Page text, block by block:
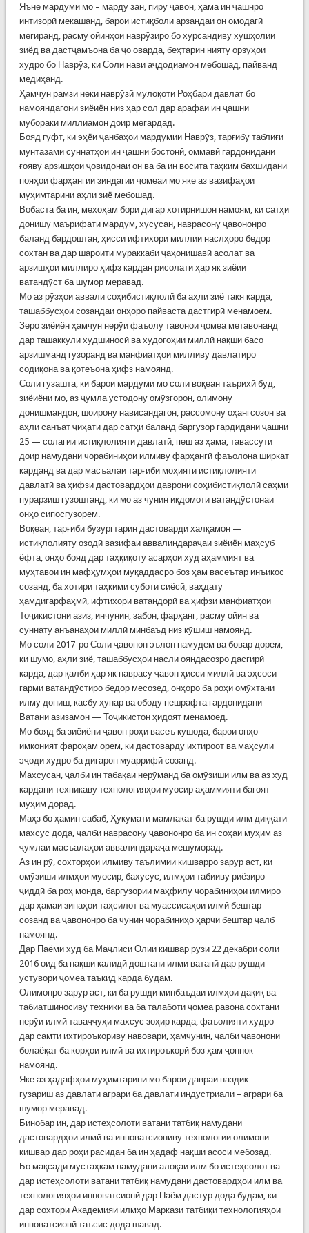
Яъне мардуми мо – марду зан, пиру ҷавон, ҳама ин ҷашнро
интизорӣ мекашанд, барои истиқболи арзандаи он омодагӣ
мегиранд, расму ойинҳои наврӯзиро бо хурсандиву хушҳолии
зиёд ва дастҷамъона ба ҷо оварда, беҳтарин нияту орзуҳои
худро бо Наврӯз, ки Соли нави аҷдодиамон мебошад, пайванд
медиҳанд.
Ҳамчун рамзи неки наврӯзӣ мулоқоти Роҳбари давлат бо
намояндагони зиёиён низ ҳар сол дар арафаи ин ҷашни
мубораки миллиамон доир мегардад.
Бояд гуфт, ки эҳёи ҷанбаҳои мардумии Наврӯз, тарғибу таблиғи
мунтазами суннатҳои ин ҷашни бостонӣ, оммавӣ гардонидани
ғояву арзишҳои ҷовидонаи он ва ба ин восита таҳким бахшидани
пояҳои фарҳангии зиндагии ҷомеаи мо яке аз вазифаҳои
муҳимтарини аҳли зиё мебошад.
Вобаста ба ин, мехоҳам бори дигар хотирнишон намоям, ки сатҳи
донишу маърифати мардум, хусусан, наврасону ҷавононро
баланд бардоштан, ҳисси ифтихори миллии наслҳоро бедор
сохтан ва дар шароити мураккаби ҷаҳонишавӣ асолат ва
арзишҳои миллиро ҳифз кардан рисолати ҳар як зиёии
ватандӯст ба шумор меравад.
Мо аз рӯзҳои аввали соҳибистиқлолӣ ба аҳли зиё такя карда,
ташаббусҳои созандаи онҳоро пайваста дастгирӣ менамоем.
Зеро зиёиён ҳамчун нерӯи фаъолу тавонои ҷомеа метавонанд
дар ташаккули худшиносӣ ва худогоҳии миллӣ нақши басо
арзишманд гузоранд ва манфиатҳои милливу давлатиро
содиқона ва қотеъона ҳифз намоянд.
Соли гузашта, ки барои мардуми мо соли воқеан таърихӣ буд,
зиёиёни мо, аз ҷумла устодону омӯзгорон, олимону
донишмандон, шоирону нависандагон, рассомону оҳангсозон ва
аҳли санъат ҷиҳати дар сатҳи баланд баргузор гардидани ҷашни
25 — солагии истиқлолияти давлатӣ, пеш аз ҳама, тавассути
доир намудани чорабиниҳои илмиву фарҳангӣ фаъолона ширкат
карданд ва дар масъалаи тарғиби моҳияти истиқлолияти
давлатӣ ва ҳифзи дастовардҳои даврони соҳибистиқлолӣ саҳми
пурарзиш гузоштанд, ки мо аз чунин иқдомоти ватандӯстонаи
онҳо сипосгузорем.
Воқеан, тарғиби бузургтарин дастоварди халқамон —
истиқлолияту озодӣ вазифаи аввалиндараҷаи зиёиён маҳсуб
ёфта, онҳо бояд дар таҳқиқоту асарҳои худ аҳаммият ва
муҳтавои ин мафҳумҳои муқаддасро боз ҳам васеътар инъикос
созанд, ба хотири таҳкими суботи сиёсӣ, ваҳдату
ҳамдигарфаҳмӣ, ифтихори ватандорӣ ва ҳифзи манфиатҳои
Тоҷикистони азиз, инчунин, забон, фарҳанг, расму ойин ва
суннату анъанаҳои миллӣ минбаъд низ кӯшиш намоянд.
Мо соли 2017-ро Соли ҷавонон эълон намудем ва бовар дорем,
ки шумо, аҳли зиё, ташаббусҳои насли ояндасозро дасгирӣ
карда, дар қалби ҳар як наврасу ҷавон ҳисси миллӣ ва эҳсоси
гарми ватандӯстиро бедор месозед, онҳоро ба роҳи омӯхтани
илму дониш, касбу ҳунар ва ободу пешрафта гардонидани
Ватани азизамон — Тоҷикистон ҳидоят менамоед.
Мо бояд ба зиёиёни ҷавон роҳи васеъ кушода, барои онҳо
имконият фароҳам орем, ки дастоварду ихтироот ва маҳсули
эҷоди худро ба дигарон муаррифӣ созанд.
Махсусан, ҷалби ин табақаи нерӯманд ба омӯзиши илм ва аз худ
кардани техникаву технологияҳои муосир аҳаммияти бағоят
муҳим дорад.
Маҳз бо ҳамин сабаб, Ҳукумати мамлакат ба рушди илм диққати
махсус дода, ҷалби наврасону ҷавононро ба ин соҳаи муҳим аз
ҷумлаи масъалаҳои аввалиндараҷа мешуморад.
Аз ин рӯ, сохторҳои илмиву таълимии кишварро зарур аст, ки
омӯзиши илмҳои муосир, бахусус, илмҳои табииву риёзиро
ҷиддӣ ба роҳ монда, баргузории маҳфилу чорабиниҳои илмиро
дар ҳамаи зинаҳои таҳсилот ва муассисаҳои илмӣ бештар
созанд ва ҷавононро ба чунин чорабиниҳо ҳарчи бештар ҷалб
намоянд.
Дар Паёми худ ба Маҷлиси Олии кишвар рӯзи 22 декабри соли
2016 оид ба нақши калидӣ доштани илми ватанӣ дар рушди
устувори ҷомеа таъкид карда будам.
Олимонро зарур аст, ки ба рушди минбаъдаи илмҳои дақиқ ва
табиатшиносиву техникӣ ва ба талаботи ҷомеа равона сохтани
нерӯи илмӣ таваҷҷуҳи махсус зоҳир карда, фаъолияти худро
дар самти ихтироъкориву навоварӣ, ҳамчунин, ҷалби ҷавонони
болаёқат ба корҳои илмӣ ва ихтироъкорӣ боз ҳам ҷоннок
намоянд.
Яке аз ҳадафҳои муҳимтарини мо барои давраи наздик —
гузариш аз давлати аграрӣ ба давлати индустриалӣ – аграрӣ ба
шумор меравад.
Бинобар ин, дар истеҳсолоти ватанӣ татбиқ намудани
дастовардҳои илмӣ ва инноватсиониву технологии олимони
кишвар дар роҳи расидан ба ин ҳадаф нақши асосӣ мебозад.
Бо мақсади мустаҳкам намудани алоқаи илм бо истеҳсолот ва
дар истеҳсолоти ватанӣ татбиқ намудани дастовардҳои илм ва
технологияҳои инноватсионӣ дар Паём дастур дода будам, ки
дар сохтори Академияи илмҳо Маркази татбиқи технологияҳои
инноватсионӣ таъсис дода шавад.